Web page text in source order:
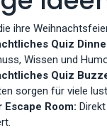
ihre
Quiz
Wissen und
Quiz
sorgen für viele
Escape Room: